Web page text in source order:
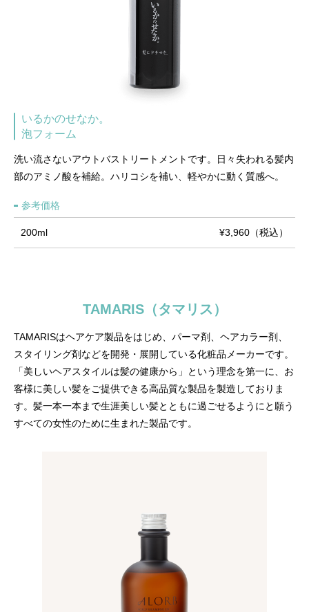
いるかのせなか。
泡フォーム
洗い流さないアウトバストリートメントです。日々失われる髪内
部のアミノ酸を補給。ハリコシを補い、軽やかに動く質感へ。
参考価格
200ml ¥3,960（税込）
TAMARIS（タマリス）
TAMARISはヘアケア製品をはじめ、パーマ剤、ヘアカラー剤、
スタイリング剤などを開発・展開している化粧品メーカーです。
「美しいヘアスタイルは髪の健康から」という理念を第一に、お
客様に美しい髪をご提供できる高品質な製品を製造しておりま
す。髪一本一本まで生涯美しい髪とともに過ごせるようにと願う
すべての女性のために生まれた製品です。